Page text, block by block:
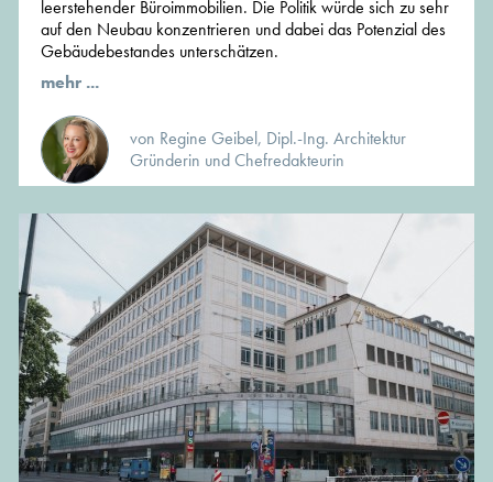
leerstehender Büroimmobilien. Die Politik würde sich zu sehr
auf den Neubau konzentrieren und dabei das Potenzial des
Gebäudebestandes unterschätzen.
mehr ...
von Regine Geibel, Dipl.-Ing. Architektur
Gründerin und Chefredakteurin